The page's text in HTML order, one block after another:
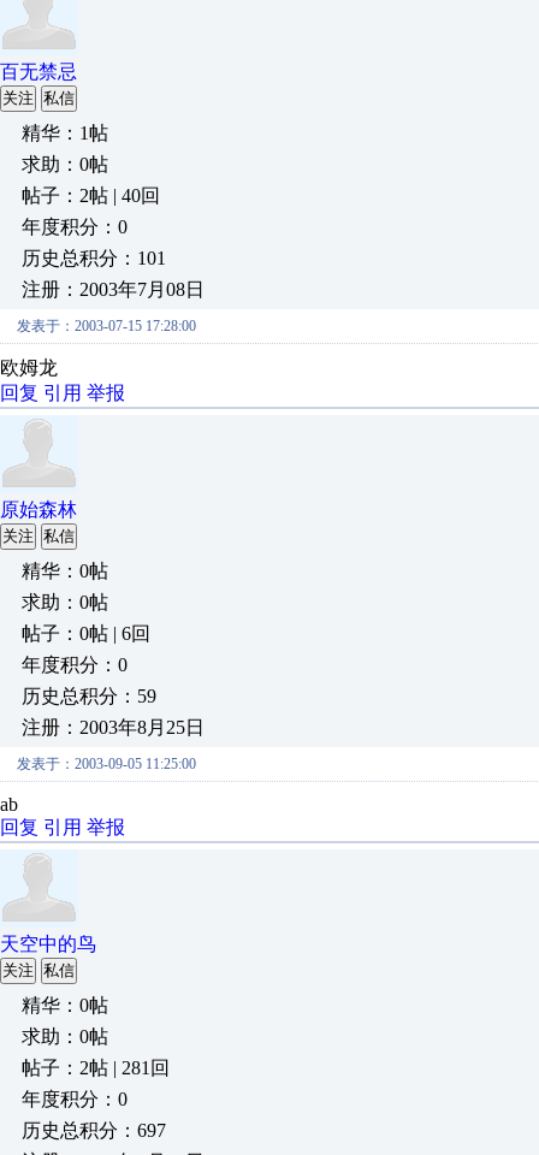
百无禁忌
关注 私信
精华：1帖
求助：0帖
帖子：2帖 | 40回
年度积分：0
历史总积分：101
注册：2003年7月08日
发表于：2003-07-15 17:28:00
欧姆龙
回复 引用 举报
原始森林
关注 私信
精华：0帖
求助：0帖
帖子：0帖 | 6回
年度积分：0
历史总积分：59
注册：2003年8月25日
发表于：2003-09-05 11:25:00
ab
回复 引用 举报
天空中的鸟
关注 私信
精华：0帖
求助：0帖
帖子：2帖 | 281回
年度积分：0
历史总积分：697